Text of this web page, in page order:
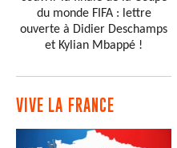
du monde FIFA : lettre
ouverte à Didier Deschamps
et Kylian Mbappé !
VIVE LA FRANCE